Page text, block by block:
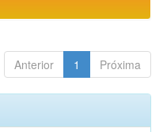
Anterior 1 Próxima